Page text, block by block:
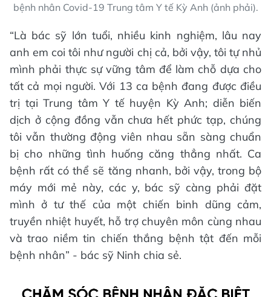
bệnh nhân Covid-19 Trung tâm Y tế Kỳ Anh (ảnh phải).
“Là bác sỹ lớn tuổi, nhiều kinh nghiệm, lâu nay
anh em coi tôi như người chị cả, bởi vậy, tôi tự nhủ
mình phải thực sự vững tâm để làm chỗ dựa cho
tất cả mọi người. Với 13 ca bệnh đang được điều
trị tại Trung tâm Y tế huyện Kỳ Anh; diễn biến
dịch ở cộng đồng vẫn chưa hết phức tạp, chúng
tôi vẫn thường động viên nhau sẵn sàng chuẩn
bị cho những tình huống căng thẳng nhất. Ca
bệnh rất có thể sẽ tăng nhanh, bởi vậy, trong bộ
máy mới mẻ này, các y, bác sỹ càng phải đặt
mình ở tư thế của một chiến binh dũng cảm,
truyền nhiệt huyết, hỗ trợ chuyên môn cùng nhau
và trao niềm tin chiến thắng bệnh tật đến mỗi
bệnh nhân” - bác sỹ Ninh chia sẻ.